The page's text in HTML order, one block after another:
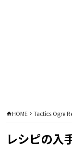
HOME Tactics Ogre
レシピの入